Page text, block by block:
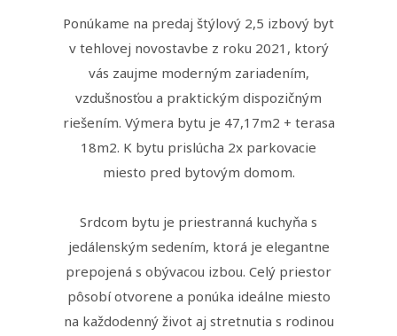
Ponúkame na predaj štýlový 2,5 izbový byt
v tehlovej novostavbe z roku 2021, ktorý
vás zaujme moderným zariadením,
vzdušnosťou a praktickým dispozičným
riešením. Výmera bytu je 47,17m2 + terasa
18m2. K bytu prislúcha 2x parkovacie
miesto pred bytovým domom.
Srdcom bytu je priestranná kuchyňa s
jedálenským sedením, ktorá je elegantne
prepojená s obývacou izbou. Celý priestor
pôsobí otvorene a ponúka ideálne miesto
na každodenný život aj stretnutia s rodinou